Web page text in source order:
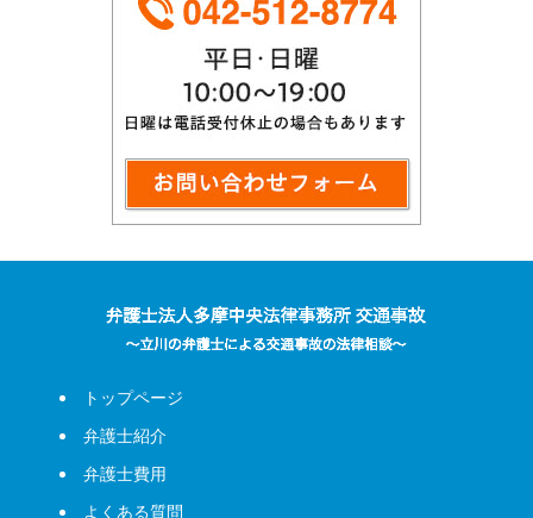
トップページ
弁護士紹介
弁護士費用
よくある質問